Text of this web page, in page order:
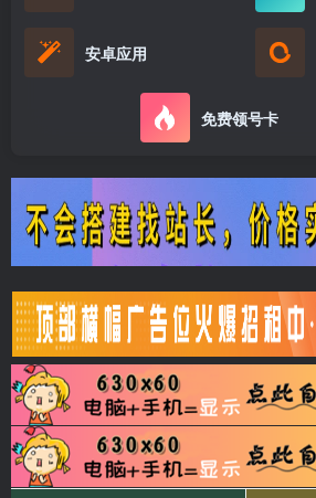
安卓应用
免费领号卡